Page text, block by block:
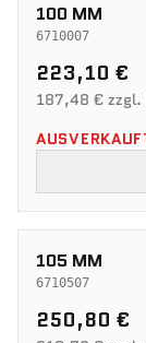
100 MM
6710007
223,10 €
187,48 € zzgl.
105 MM
6710507
250,80 €